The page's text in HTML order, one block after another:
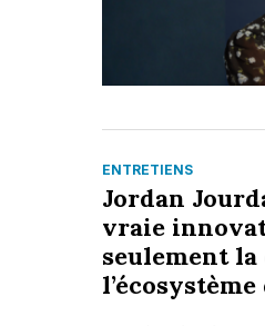
ENTRETIENS
Jordan
vraie
seulement la